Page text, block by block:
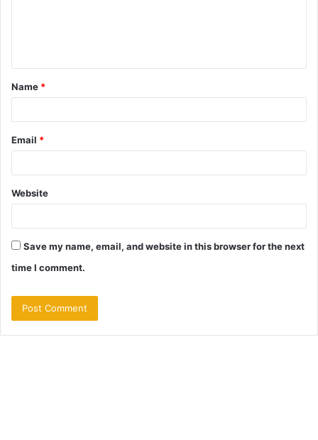
t
*
Name *
Email *
Website
Save my name, email, and website in this browser for the next
time I comment.